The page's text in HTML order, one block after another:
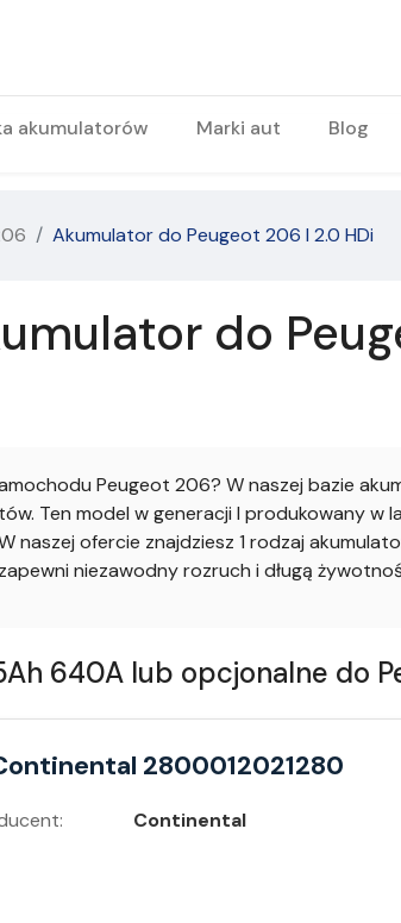
akumulatorów Marki aut Blog
Akumulator do Peugeot 206 I 2.0 HDi
do
Peugeot 206? W naszej bazie
Ten model w generacji I produkowany
naszej ofercie znajdziesz 1 rodzaj
niezawodny rozruch i długą
640A lub opcjonalne do
2800012021280
Continental